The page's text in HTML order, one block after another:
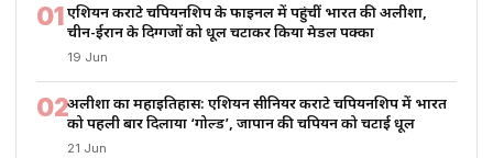
01एशियन कराटे चैंपियनशिप के फाइनल में पहुंचीं भारत की अलीशा,
चीन-ईरान के दिग्गजों को धूल चटाकर किया मेडल पक्का
19 Jun
02अलीशा का महाइतिहास: एशियन सीनियर कराटे चैंपियनशिप में भारत
को पहली बार दिलाया ‘गोल्ड’, जापान की चैंपियन को चटाई धूल
21 Jun